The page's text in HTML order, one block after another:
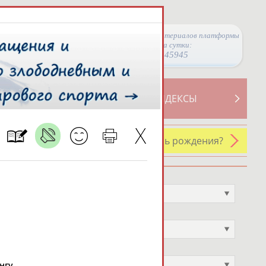
Просмотры материалов платформы
за сутки:
45945
СВОДНЫЕ ИНДЕКСЫ
У кого сегодня день рождения?